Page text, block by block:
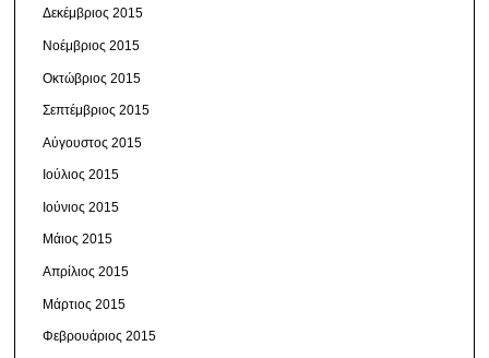
Δεκέμβριος 2015
Νοέμβριος 2015
Οκτώβριος 2015
Σεπτέμβριος 2015
Αύγουστος 2015
Ιούλιος 2015
Ιούνιος 2015
Μάιος 2015
Απρίλιος 2015
Μάρτιος 2015
Φεβρουάριος 2015